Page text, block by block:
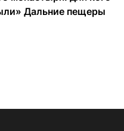
Дальние пещеры